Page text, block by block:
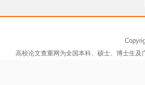
高校论文查重网为全国本科、硕士、博士生